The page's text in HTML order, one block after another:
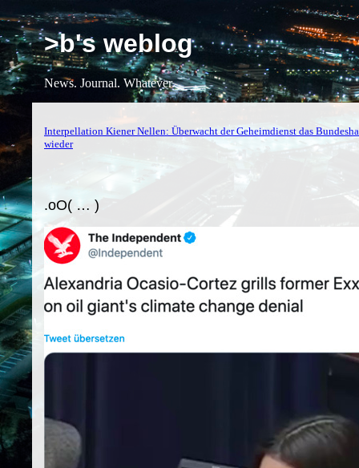
>b's weblog
News. Journal. Whatever.
Interpellation Kiener Nellen: Überwacht der Geheimdienst das
wieder
.oO( … )